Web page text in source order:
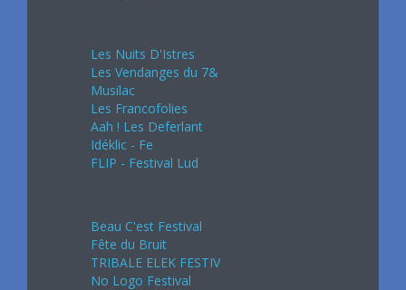
Les Nuits D'Istres
Les Vendanges du 7&
Musilac
Les Francofolies
Aah ! Les Deferlant
Idéklic - Fe
FLIP - Festival Lud
Beau C'est Festival
Fête du Bruit
TRIBALE ELEK FESTIV
No Logo Festival